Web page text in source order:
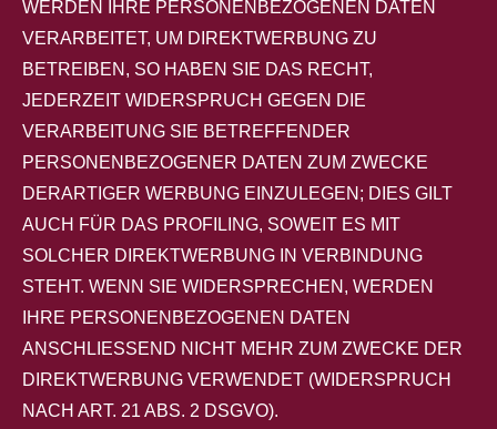
WERDEN IHRE PERSONENBEZOGENEN DATEN
VERARBEITET, UM DIREKTWERBUNG ZU
BETREIBEN, SO HABEN SIE DAS RECHT,
JEDERZEIT WIDERSPRUCH GEGEN DIE
VERARBEITUNG SIE BETREFFENDER
PERSONENBEZOGENER DATEN ZUM ZWECKE
DERARTIGER WERBUNG EINZULEGEN; DIES GILT
AUCH FÜR DAS PROFILING, SOWEIT ES MIT
SOLCHER DIREKTWERBUNG IN VERBINDUNG
STEHT. WENN SIE WIDERSPRECHEN, WERDEN
IHRE PERSONENBEZOGENEN DATEN
ANSCHLIESSEND NICHT MEHR ZUM ZWECKE DER
DIREKTWERBUNG VERWENDET (WIDERSPRUCH
NACH ART. 21 ABS. 2 DSGVO).